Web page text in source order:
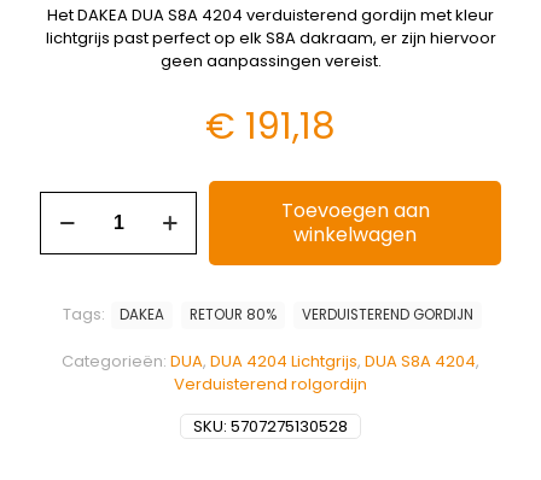
Het DAKEA DUA S8A 4204 verduisterend gordijn met kleur
lichtgrijs past perfect op elk S8A dakraam, er zijn hiervoor
geen aanpassingen vereist.
€ 191,18
Toevoegen aan
winkelwagen
SKU: 5707275130528
Categorieën: DUA, DUA 4204 Lichtgrijs, DUA S8A 4204,
Verduisterend rolgordijn
Tags: DAKEA RETOUR 80% VERDUISTEREND GORDIJN